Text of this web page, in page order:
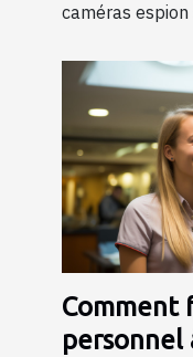
caméras espion
Comment
personnel